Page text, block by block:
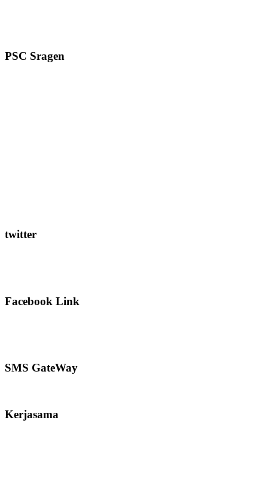
PSC Sragen
twitter
Facebook Link
SMS GateWay
Kerjasama